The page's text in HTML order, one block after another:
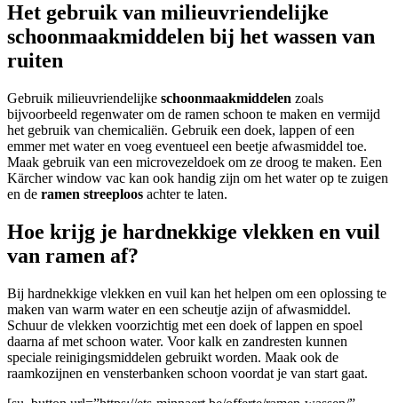
Het gebruik van milieuvriendelijke
schoonmaakmiddelen bij het wassen van
ruiten
Gebruik milieuvriendelijke schoonmaakmiddelen zoals
bijvoorbeeld regenwater om de ramen schoon te maken en vermijd
het gebruik van chemicaliën. Gebruik een doek, lappen of een
emmer met water en voeg eventueel een beetje afwasmiddel toe.
Maak gebruik van een microvezeldoek om ze droog te maken. Een
Kärcher window vac kan ook handig zijn om het water op te zuigen
en de ramen streeploos achter te laten.
Hoe krijg je hardnekkige vlekken en vuil
van ramen af?
Bij hardnekkige vlekken en vuil kan het helpen om een oplossing te
maken van warm water en een scheutje azijn of afwasmiddel.
Schuur de vlekken voorzichtig met een doek of lappen en spoel
daarna af met schoon water. Voor kalk en zandresten kunnen
speciale reinigingsmiddelen gebruikt worden. Maak ook de
raamkozijnen en vensterbanken schoon voordat je van start gaat.